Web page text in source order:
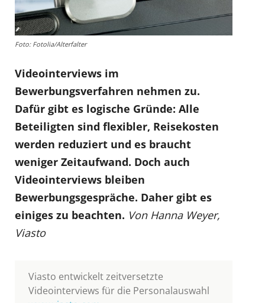
Foto: Fotolia/Alterfalter
Videointerviews im
Bewerbungsverfahren nehmen zu.
Dafür gibt es logische Gründe: Alle
Beteiligten sind flexibler, Reisekosten
werden reduziert und es braucht
weniger Zeitaufwand. Doch auch
Videointerviews bleiben
Bewerbungsgespräche. Daher gibt es
einiges zu beachten. Von Hanna Weyer,
Viasto
Viasto entwickelt zeitversetzte
Videointerviews für die Personalauswahl